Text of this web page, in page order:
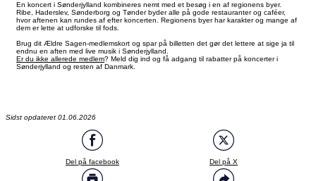
En koncert i Sønderjylland kombineres nemt med et besøg i en af regionens byer.
Ribe, Haderslev, Sønderborg og Tønder byder alle på gode restauranter og caféer,
hvor aftenen kan rundes af efter koncerten. Regionens byer har karakter og mange af
dem er lette at udforske til fods.
Brug dit Ældre Sagen-medlemskort og spar på billetten det gør det lettere at sige ja til
endnu en aften med live musik i Sønderjylland.
Er du ikke allerede medlem? Meld dig ind og få adgang til rabatter på koncerter i
Sønderjylland og resten af Danmark.
Sidst opdateret 01.06.2026
Del på facebook Del på X